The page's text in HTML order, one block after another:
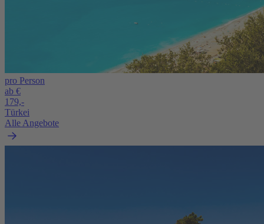
pro Person
ab €
179,-
Türkei
Alle Angebote